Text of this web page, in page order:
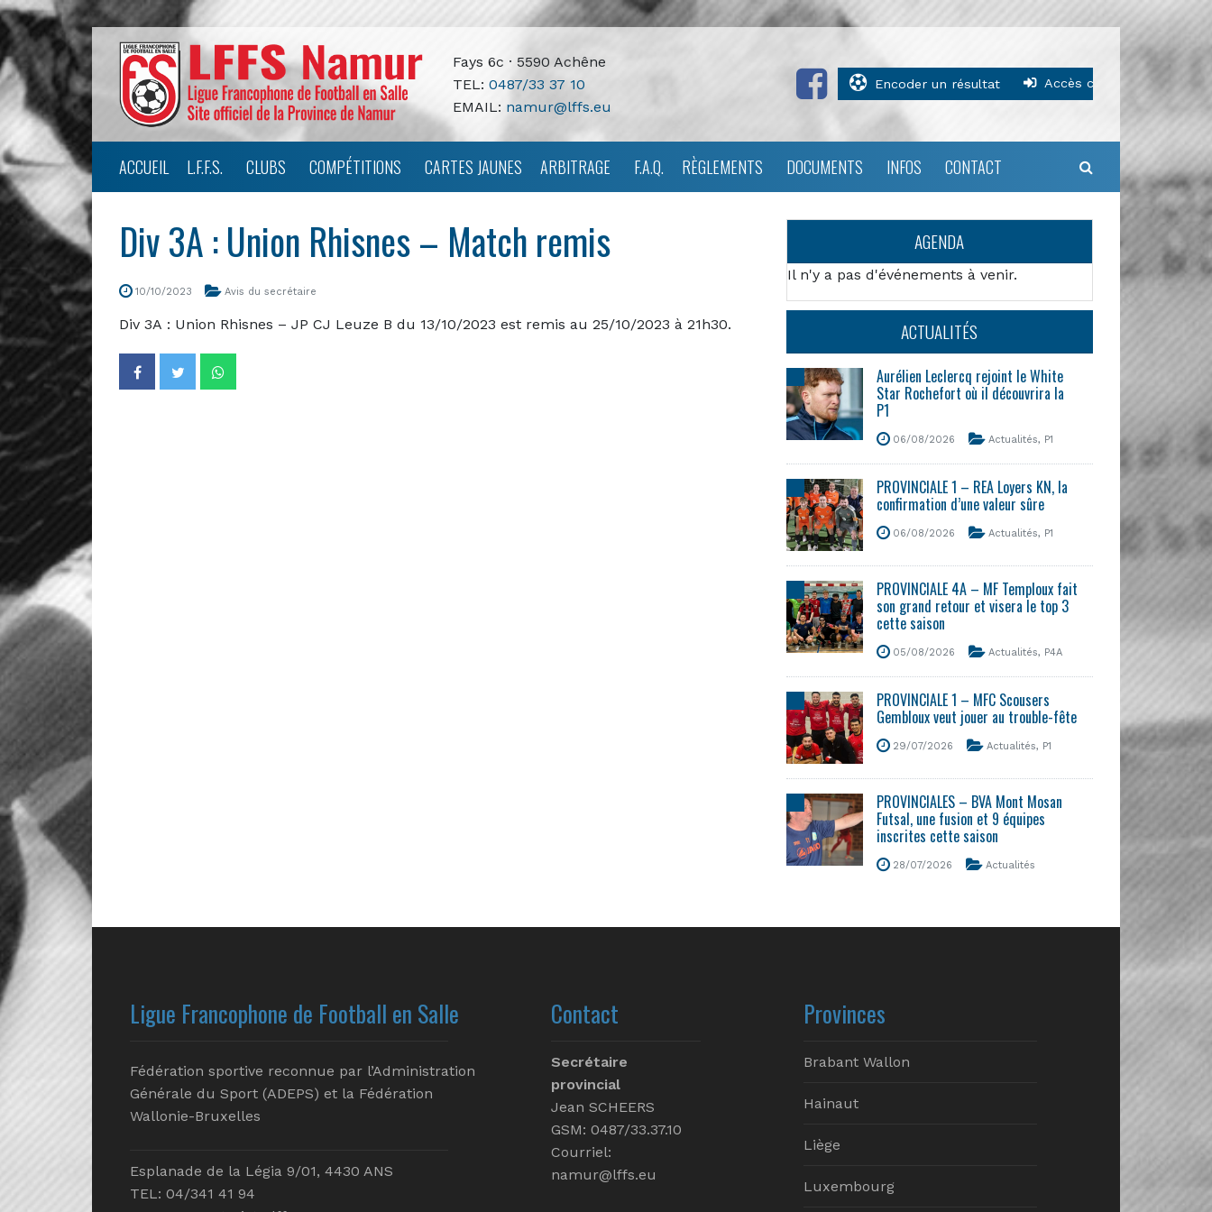
Fays 6c · 5590 Achêne
TEL: 0487/33 37 10
EMAIL: namur@lffs.eu
Encoder un résultat Accès clubs
ACCUEIL L.F.F.S. CLUBS COMPÉTITIONS CARTES JAUNES ARBITRAGE F.A.Q. RÈGLEMENTS DOCUMENTS INFOS CONTACT
Div 3A : Union Rhisnes – Match remis
10/10/2023 Avis du secrétaire
Div 3A : Union Rhisnes – JP CJ Leuze B du 13/10/2023 est remis au 25/10/2023 à 21h30.
AGENDA
Il n'y a pas d'événements à venir.
ACTUALITÉS
Aurélien Leclercq rejoint le White
Star Rochefort où il découvrira la
P1
06/08/2026 Actualités, P1
PROVINCIALE 1 – REA Loyers KN, la
confirmation d’une valeur sûre
06/08/2026 Actualités, P1
PROVINCIALE 4A – MF Temploux fait
son grand retour et visera le top 3
cette saison
05/08/2026 Actualités, P4A
PROVINCIALE 1 – MFC Scousers
Gembloux veut jouer au trouble-fête
29/07/2026 Actualités, P1
PROVINCIALES – BVA Mont Mosan
Futsal, une fusion et 9 équipes
inscrites cette saison
28/07/2026 Actualités
Ligue Francophone de Football en Salle
Fédération sportive reconnue par l’Administration
Générale du Sport (ADEPS) et la Fédération
Wallonie-Bruxelles
Esplanade de la Légia 9/01, 4430 ANS
TEL: 04/341 41 94
Contact
Secrétaire
provincial
Jean SCHEERS
GSM: 0487/33.37.10
Courriel:
namur@lffs.eu
Provinces
Brabant Wallon
Hainaut
Liège
Luxembourg